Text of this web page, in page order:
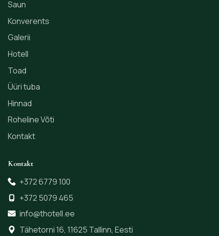
Saun
Konverents
Galerii
Hotell
Toad
Üüri tuba
Hinnad
Roheline Võti
Kontakt
Kontakt
+372 6779 100
+372 5079 465
info@thotell.ee
Tähetorni 16, 11625 Tallinn, Eesti